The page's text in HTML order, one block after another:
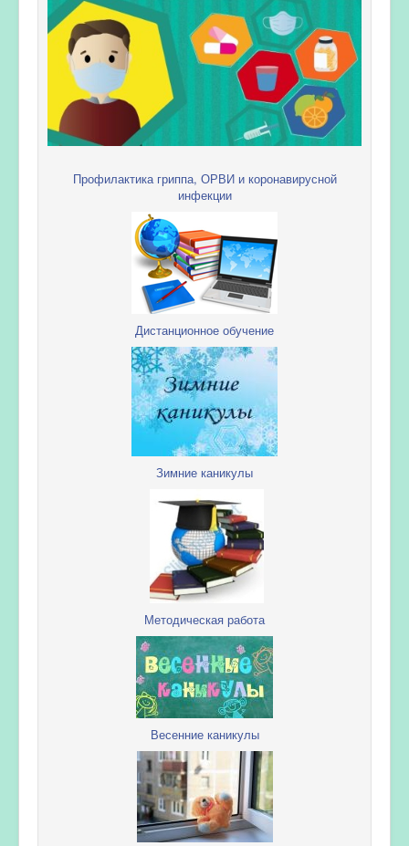
Профилактика гриппа, ОРВИ и коронавирусной
инфекции
Дистанционное обучение
Зимние каникулы
Методическая работа
Весенние каникулы